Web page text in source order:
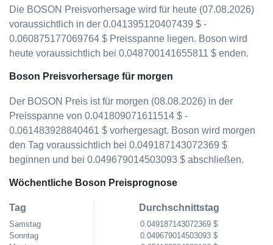
Die BOSON Preisvorhersage wird für heute (07.08.2026)
voraussichtlich in der 0.041395120407439 $ -
0.060875177069764 $ Preisspanne liegen. Boson wird
heute voraussichtlich bei 0.048700141655811 $ enden.
Boson Preisvorhersage für morgen
Der BOSON Preis ist für morgen (08.08.2026) in der
Preisspanne von 0.041809071611514 $ -
0.061483928840461 $ vorhergesagt. Boson wird morgen
den Tag voraussichtlich bei 0.049187143072369 $
beginnen und bei 0.049679014503093 $ abschließen.
Wöchentliche Boson Preisprognose
Tag
Samstag
Sonntag
Durchschnittstag
0.049187143072369 $
0.049679014503093 $